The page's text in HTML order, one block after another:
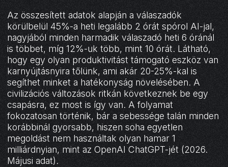
Az összesített adatok alapján a válaszadók
körülbelül 45%-a heti legalább 2 órát spórol AI-jal,
nagyjából minden harmadik válaszadó heti 6 óránál
is többet, míg 12%-uk több, mint 10 órát. Látható,
hogy egy olyan produktivitást támogató eszköz van
karnyújtásnyira tőlünk, ami akár 20-25%-kal is
segíthet minket a hatékonyság növelésében. A
civilizációs változások ritkán következnek be egy
csapásra, ez most is így van. A folyamat
fokozatosan történik, bár a sebessége talán minden
korábbinál gyorsabb, hiszen soha egyetlen
megoldást nem használtak olyan hamar 1
milliárdnyian, mint az OpenAI ChatGPT-jét (2026.
Májusi adat).